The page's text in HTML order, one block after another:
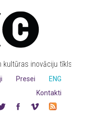
kultūras inovāciju tīkls
ENG
Presei
Kontakti